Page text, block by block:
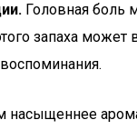
Головная боль
запаха
насыщеннее